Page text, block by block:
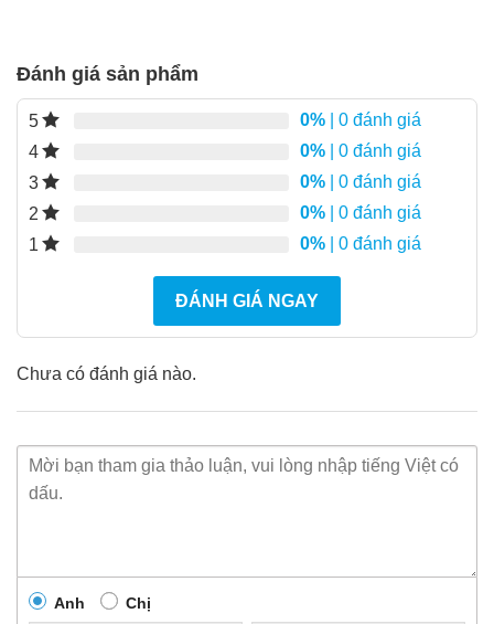
Đánh giá sản phẩm
5 0% | 0 đánh giá
4
0% | 0 đánh giá
3
0% | 0 đánh giá
2
0% | 0 đánh giá
1
0% | 0 đánh giá
ĐÁNH GIÁ NGAY
Chưa có đánh giá nào.
Anh Chị